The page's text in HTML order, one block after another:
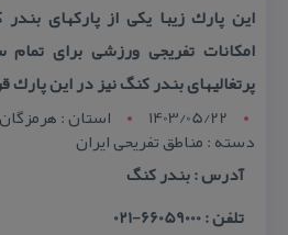
این پارك زیبا یكی از پاركهای
امكانات تفریجی ورزشی برای
پرتغالیهای بندر كنگ نیز در این پارك
1403/05/22
استان : هرمزگان
دسته : مناطق تفریحی ایران
آدرس : بندر كنگ
تلفن : 66059000-021